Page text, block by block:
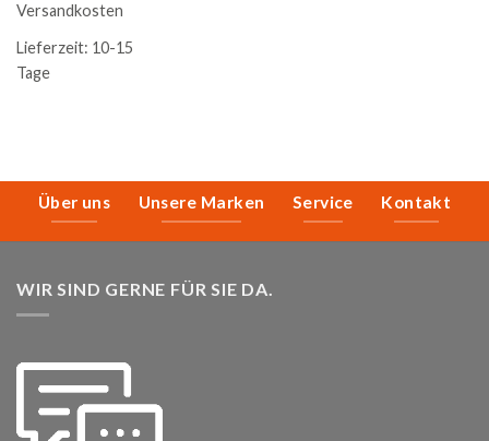
Versandkosten
Lieferzeit: 10-15
Tage
Über uns Unsere Marken Service Kontakt
WIR SIND GERNE FÜR SIE DA.